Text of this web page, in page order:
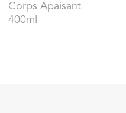
Corps Apaisant
400ml